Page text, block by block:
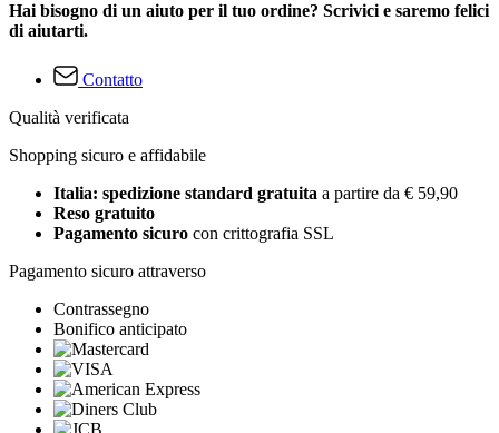
Hai bisogno di un aiuto per il tuo ordine? Scrivici e saremo felici
di aiutarti.
Contatto
Qualità verificata
Shopping sicuro e affidabile
Italia: spedizione standard gratuita a partire da € 59,90
Reso gratuito
Pagamento sicuro con crittografia SSL
Pagamento sicuro attraverso
Contrassegno
Bonifico anticipato